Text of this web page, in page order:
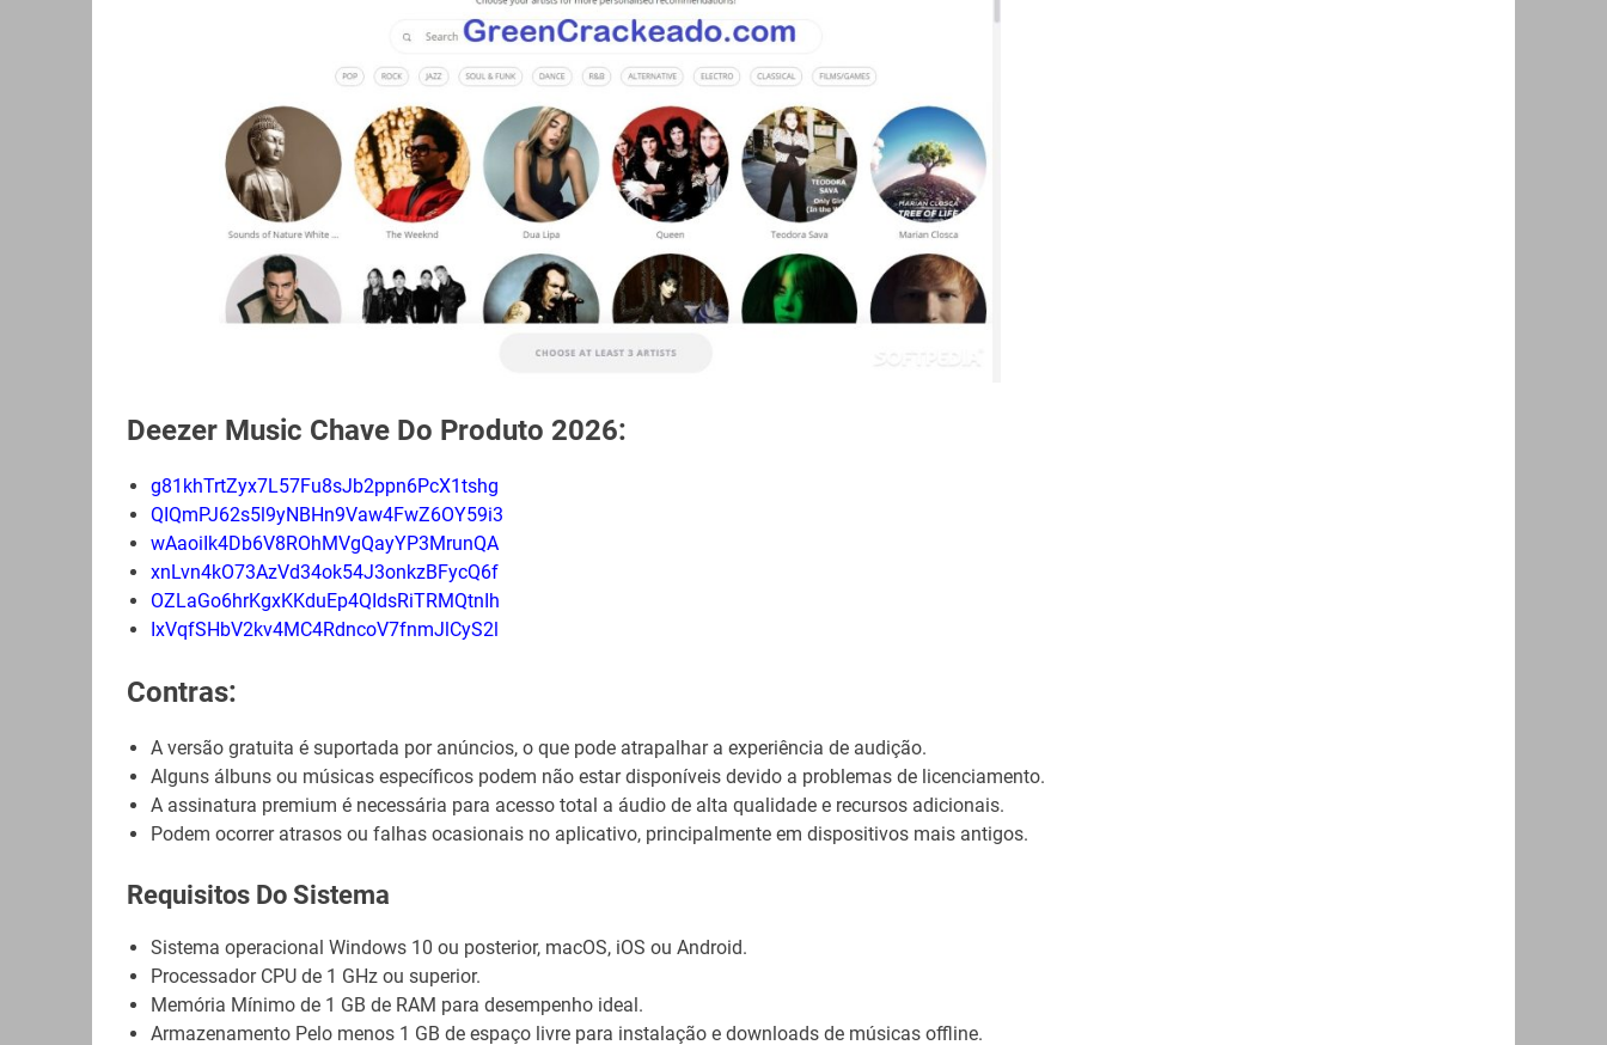
Deezer Music Chave Do Produto 2026:
g81khTrtZyx7L57Fu8sJb2ppn6PcX1tshg
QIQmPJ62s5l9yNBHn9Vaw4FwZ6OY59i3
wAaoiIk4Db6V8ROhMVgQayYP3MrunQA
xnLvn4kO73AzVd34ok54J3onkzBFycQ6f
OZLaGo6hrKgxKKduEp4QIdsRiTRMQtnIh
IxVqfSHbV2kv4MC4RdncoV7fnmJlCyS2l
Contras:
A versão gratuita é suportada por anúncios, o que pode atrapalhar a experiência de audição.
Alguns álbuns ou músicas específicos podem não estar disponíveis devido a problemas de licenciamento.
A assinatura premium é necessária para acesso total a áudio de alta qualidade e recursos adicionais.
Podem ocorrer atrasos ou falhas ocasionais no aplicativo, principalmente em dispositivos mais antigos.
Requisitos Do Sistema
Sistema operacional Windows 10 ou posterior, macOS, iOS ou Android.
Processador CPU de 1 GHz ou superior.
Memória Mínimo de 1 GB de RAM para desempenho ideal.
Armazenamento Pelo menos 1 GB de espaço livre para instalação e downloads de músicas offline.